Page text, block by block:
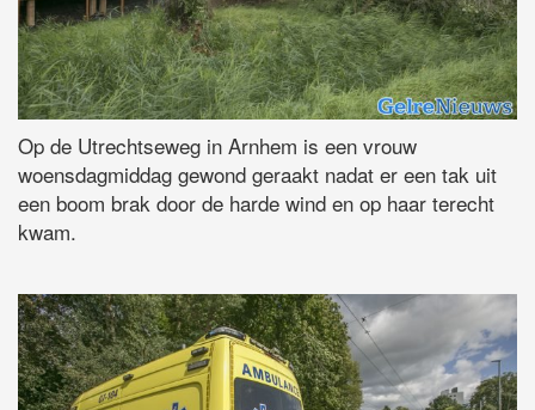
Op de Utrechtseweg in Arnhem is een vrouw
woensdagmiddag gewond geraakt nadat er een tak uit
een boom brak door de harde wind en op haar terecht
kwam.